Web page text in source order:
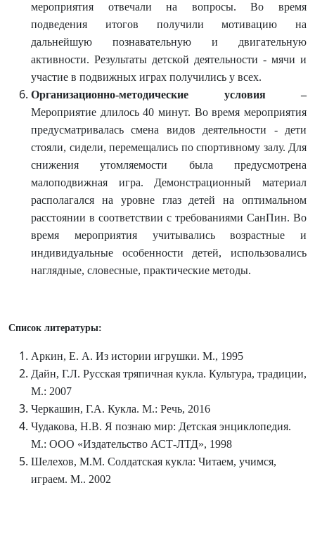
мероприятия отвечали на вопросы. Во время
подведения итогов получили мотивацию на
дальнейшую познавательную и двигательную
активности. Результаты детской деятельности - мячи и
участие в подвижных играх получились у всех.
Организационно-методические условия –
Мероприятие длилось 40 минут. Во время мероприятия
предусматривалась смена видов деятельности - дети
стояли, сидели, перемещались по спортивному залу. Для
снижения утомляемости была предусмотрена
малоподвижная игра. Демонстрационный материал
располагался на уровне глаз детей на оптимальном
расстоянии в соответствии с требованиями СанПин. Во
время мероприятия учитывались возрастные и
индивидуальные особенности детей, использовались
наглядные, словесные, практические методы.
Список литературы:
Аркин, Е. А. Из истории игрушки. М., 1995
Дайн, Г.Л. Русская тряпичная кукла. Культура, традиции,
М.: 2007
Черкашин, Г.А. Кукла. М.: Речь, 2016
Чудакова, Н.В. Я познаю мир: Детская энциклопедия.
М.: ООО «Издательство АСТ-ЛТД», 1998
Шелехов, М.М. Солдатская кукла: Читаем, учимся,
играем. М.. 2002